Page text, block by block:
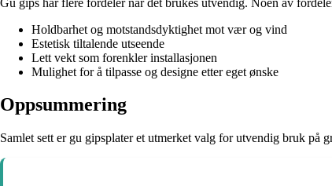
Holdbarhet og motstandsdyktighet mot vær og vind
Estetisk tiltalende utseende
Lett vekt som forenkler installasjonen
Mulighet for å tilpasse og designe etter eget ønske
Oppsummering
Samlet sett er gu gipsplater et utmerket valg for utvendig bruk på